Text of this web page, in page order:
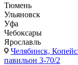
Тюмень
Ульяновск
Уфа
Чебоксары
Ярославль
Челябинск,
павильон 3-70/2